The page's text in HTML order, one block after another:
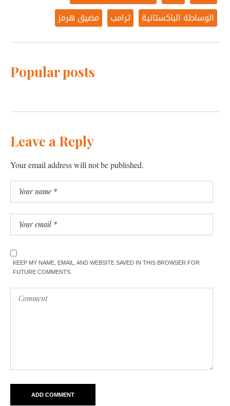
الوساطة الباكستانية
ترامب مضيق هرمز
Popular posts
Leave a Reply
Your email address will not be published.
KEEP MY NAME, EMAIL, AND WEBSITE SAVED IN THIS BROWSER FOR
FUTURE COMMENTS.